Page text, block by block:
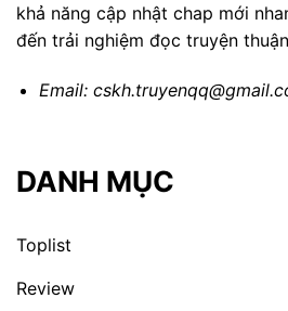
khả năng cập nhật chap mới
đến trải nghiệm đọc truyện
Email:
DANH MỤC
Toplist
Review